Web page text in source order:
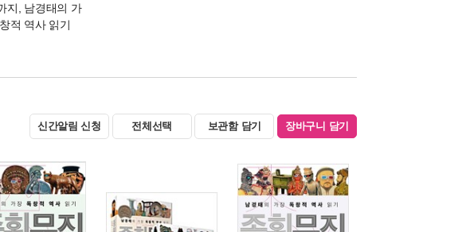
지, 남경태의 가
적 역사 읽기
신간알림 신청 전체선택 보관함 담기 장바구니 담기